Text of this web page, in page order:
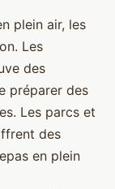
plein air, les
Les
des
préparer des
Les parcs et
des
en plein